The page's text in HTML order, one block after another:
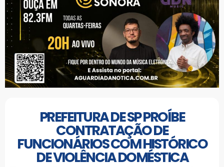
PREFEITURA DE SP PROÍBE
CONTRATAÇÃO DE
FUNCIONÁRIOS COM HISTÓRICO
DE VIOLÊNCIA DOMÉSTICA